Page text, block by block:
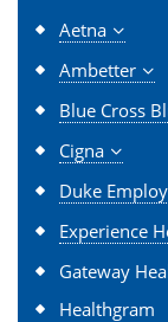
Aetna
Ambetter
Blue Cross
Cigna
Duke
Experience
Gateway
Healthgram